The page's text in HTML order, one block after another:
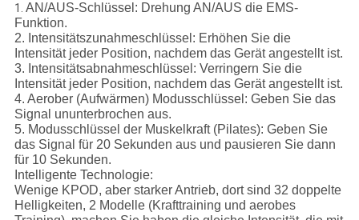
1. AN/AUS-Schlüssel: Drehung AN/AUS die EMS-
Funktion.
2. Intensitätszunahmeschlüssel: Erhöhen Sie die
Intensität jeder Position, nachdem das Gerät angestellt ist.
3. Intensitätsabnahmeschlüssel: Verringern Sie die
Intensität jeder Position, nachdem das Gerät angestellt ist.
4. Aerober (Aufwärmen) Modusschlüssel: Geben Sie das
Signal ununterbrochen aus.
5. Modusschlüssel der Muskelkraft (Pilates): Geben Sie
das Signal für 20 Sekunden aus und pausieren Sie dann
für 10 Sekunden.
Intelligente Technologie:
Wenige KPOD, aber starker Antrieb, dort sind 32 doppelte
Helligkeiten, 2 Modelle (Krafttraining und aerobes